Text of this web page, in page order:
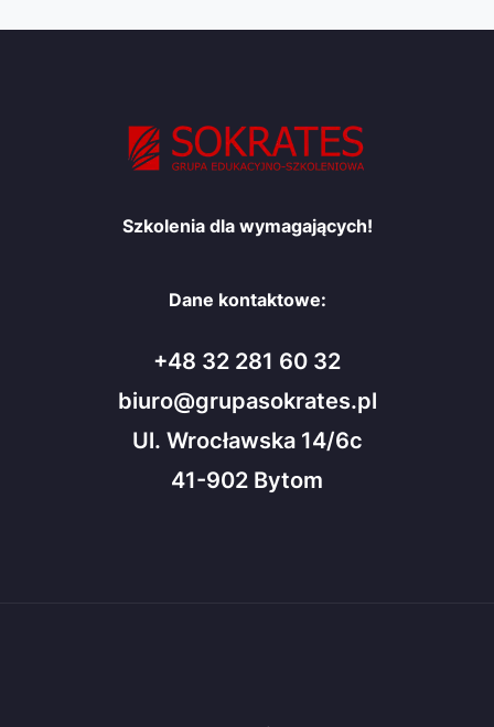
Szkolenia dla wymagających!
Dane kontaktowe:
+48 32 281 60 32
biuro@grupasokrates.pl
Ul. Wrocławska 14/6c
41-902 Bytom